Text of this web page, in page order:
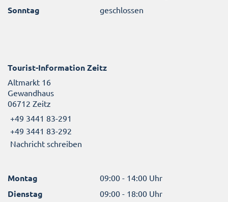
Sonntag geschlossen
Tourist-Information Zeitz
Altmarkt 16
Gewandhaus
06712 Zeitz
+49 3441 83-291
+49 3441 83-292
Nachricht schreiben
Montag 09:00 - 14:00 Uhr
Dienstag 09:00 - 18:00 Uhr